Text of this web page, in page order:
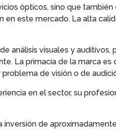
ópticos, sino que
este mercado. La alta
análisis visuales y
La primacía de la marca
de visión o de
en el sector, su
inversión de